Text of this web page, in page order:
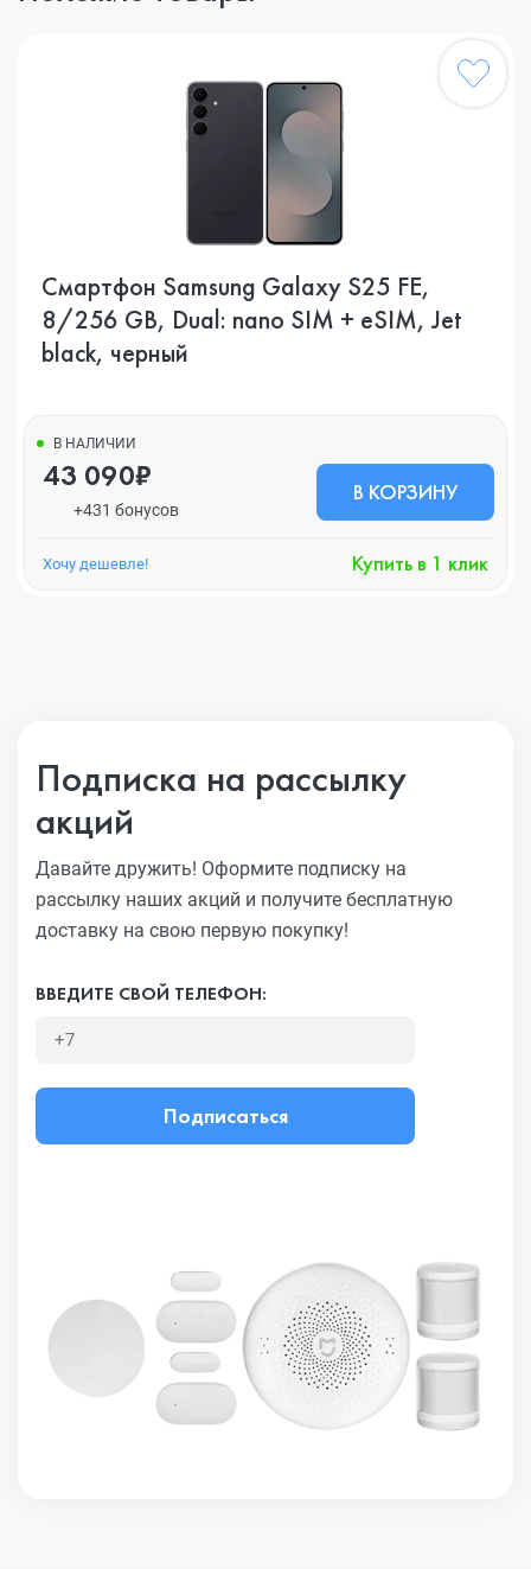
Смартфон Samsung Galaxy S25 FE,
8/256 GB, Dual: nano SIM + eSIM, Jet
black, черный
В НАЛИЧИИ
43 090₽
+431 бонусов
В КОРЗИНУ
Хочу дешевле! Купить в 1 клик
Подписка на рассылку
акций
Давайте дружить! Оформите подписку на
рассылку наших акций и получите бесплатную
доставку на свою первую покупку!
ВВЕДИТЕ СВОЙ ТЕЛЕФОН:
Подписаться